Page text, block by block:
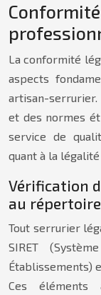
La conformité
aspects
artisan-
et des normes
service de
quant à la
Vérification
au
Tout serrurier
SIRET
Établissements)
Ces éléments